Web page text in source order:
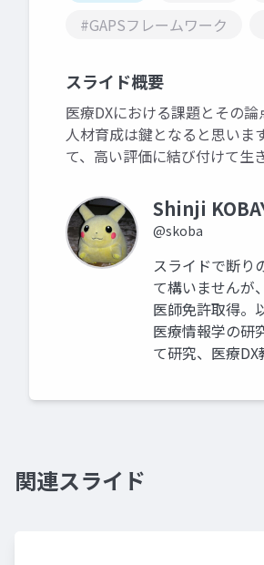
#GAPSフレームワーク
スライド概要
医療DXにおける課題とその論
人材育成は鍵となると思いま
て、高い評価に結び付けて生
Shinji
@skoba
スライドで断り
て構いませんが
医師免許取得。
医療情報学の研
て研究、医療DX
関連スライド